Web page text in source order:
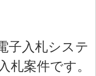
子入札システ
札案件です。